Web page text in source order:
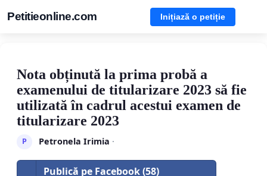
Petitieonline.com Inițiază o petiție
Nota obținută la prima probă a
examenului de titularizare 2023 să fie
utilizată în cadrul acestui examen de
titularizare 2023
P Petronela Irimia ·
Publică pe Facebook (58)